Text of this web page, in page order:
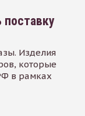
поставку
Изделия
которые
в рамках